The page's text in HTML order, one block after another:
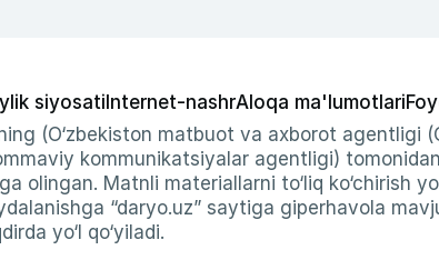
siyosati Internet-nashrAloqa ma'lumotlari
(O‘zbekiston matbuot va axborot agentligi
kommunikatsiyalar agentligi)
olingan. Matnli materiallarni to‘liq
“daryo.uz” saytiga giperhavola
yo‘l qo‘yiladi.